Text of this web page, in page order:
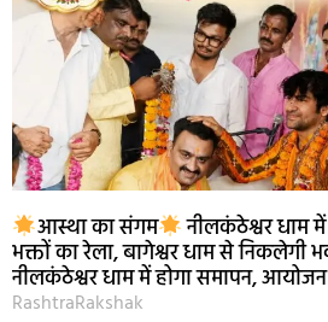
आस्था का संगम नीलकंठेश्वर धाम
भक्तों का रेला, बागेश्वर धाम से निकलेगी
नीलकंठेश्वर धाम में होगा समापन,
RashtraRakshak